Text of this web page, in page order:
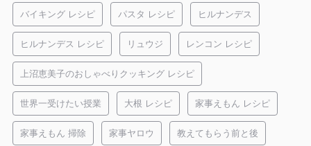
バイキング レシピ パスタ レシピ ヒルナンデス
ヒルナンデス レシピ リュウジ レンコン レシピ
上沼恵美子のおしゃべりクッキング レシピ
世界一受けたい授業 大根 レシピ 家事えもん レシピ
家事えもん 掃除 家事ヤロウ 教えてもらう前と後